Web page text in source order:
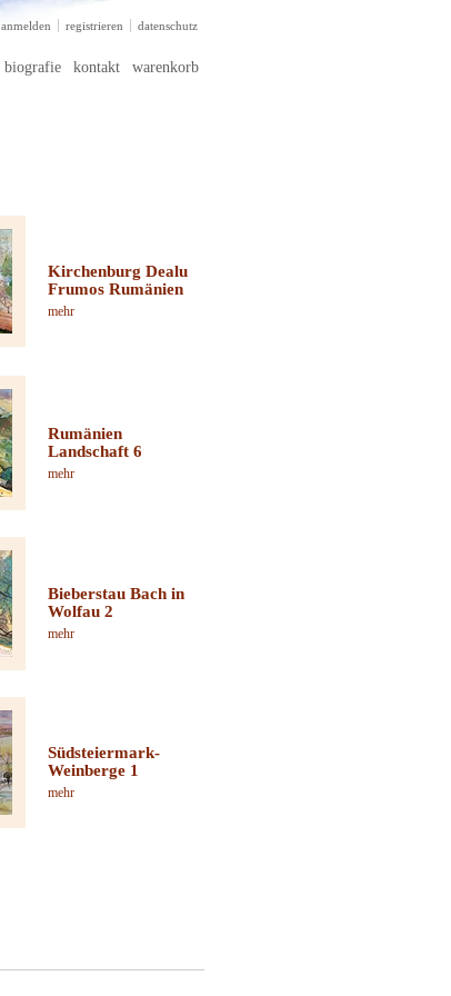
anmelden registrieren datenschutz
biografie kontakt warenkorb
Kirchenburg Dealu
Frumos Rumänien
mehr
Rumänien
Landschaft 6
mehr
Bieberstau Bach in
Wolfau 2
mehr
Südsteiermark-
Weinberge 1
mehr